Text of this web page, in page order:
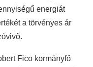
energiát
a törvényes ár
Fico kormányfő